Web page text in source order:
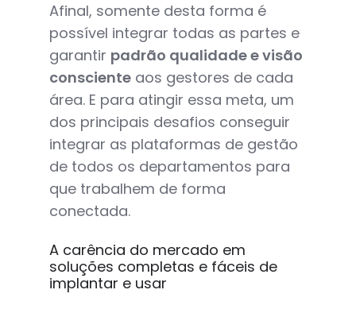
Afinal, somente desta forma é
possível integrar todas as partes e
garantir padrão qualidade e visão
consciente aos gestores de cada
área. E para atingir essa meta, um
dos principais desafios conseguir
integrar as plataformas de gestão
de todos os departamentos para
que trabalhem de forma
conectada.
A carência do mercado em
soluções completas e fáceis de
implantar e usar